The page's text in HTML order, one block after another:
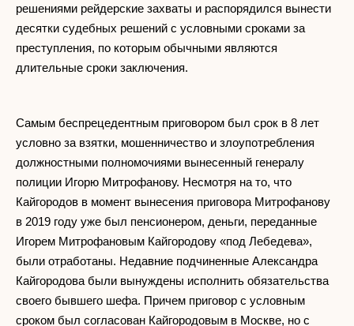
решениями рейдерские захваты и распорядился вынести
десятки судебных решений с условными сроками за
преступления, по которым обычными являются
длительные сроки заключения.
Самым беспрецедентным приговором был срок в 8 лет
условно за взятки, мошенничество и злоупотребления
должностными полномочиями вынесенный генералу
полиции Игорю Митрофанову. Несмотря на то, что
Кайгородов в момент вынесения приговора Митрофанову
в 2019 году уже был пенсионером, деньги, переданные
Игорем Митрофановым Кайгородову «под Лебедева»,
были отработаны. Недавние подчиненные Александра
Кайгородова были вынуждены исполнить обязательства
своего бывшего шефа. Причем приговор с условным
сроком был согласован Кайгородовым в Москве, но с